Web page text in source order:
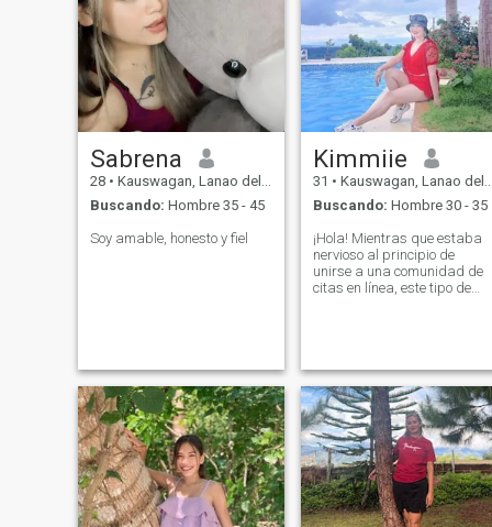
Sabrena
28 • Kauswagan, Lanao del Norte, Filipinas
Buscando: Hombre 35 - 45
Soy amable, honesto y fiel
Kimmiie
31 • Kauswagan, Lanao del Norte, Filipinas
Buscando: Hombre 30 - 35
¡Hola! Mientras que estaba
nervioso al principio de
unirse a una comunidad de
citas en línea, este tipo de
tomarme mi tiempo para
conocer a alguien antes de
abrir realmente. Siempre he
tenido una pasión increíble
por vivir la vida al máximo.
Soy un romántico sin
esperanza y siempre me
esfuerzo por creer en el bien
dentro de cada uno. Soy
directo sobre mis